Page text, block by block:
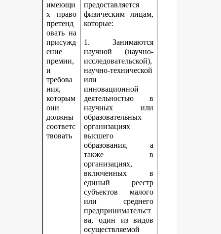
имеющи
х право
претенд
овать на
присужд
ение
премии,
и
требова
ния,
которым
они
должны
соответс
твовать
предоставляется
физическим лицам,
которые:
1. Занимаются
научной (научно-
исследовательской),
научно-технической
или
инновационной
деятельностью в
научных или
образовательных
организациях
высшего
образования, а
также в
организациях,
включенных в
единый реестр
субъектов малого
или среднего
предпринимательст
ва, один из видов
осуществляемой